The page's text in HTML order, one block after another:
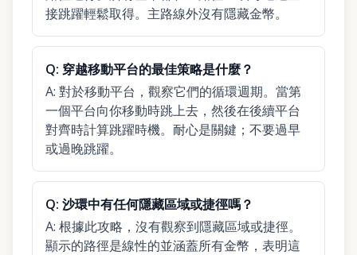
接跳躍輕鬆取得。主路線外沒有隱藏金幣。
Q: 穿越移動平台的最佳策略是什麼？
A: 對於移動平台，觀察它們的循環週期。當第
一個平台向你移動時跳上去，然後在後續平台
對齊時計算跳躍時機。耐心是關鍵；不要過早
或過晚跳躍。
Q: 沙環中有任何隱藏區域或捷徑嗎？
A: 根據此攻略，沒有觀察到隱藏區域或捷徑。
顯示的路徑是線性的並涵蓋所有金幣，表明這